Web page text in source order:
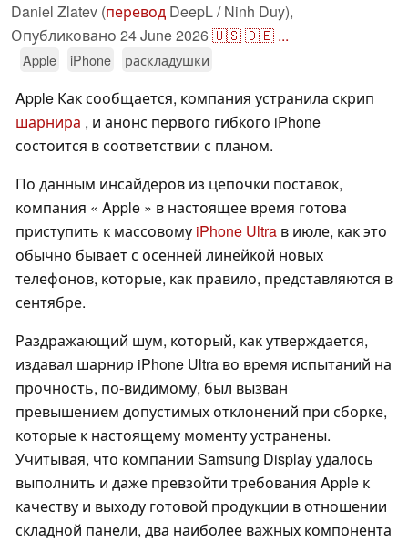
Daniel Zlatev (перевод DeepL / Ninh Duy),
Опубликовано 24 June 2026🇺🇸🇩🇪 ...
Apple iPhone раскладушки
Apple Как сообщается, компания устранила скрип
шарнира , и анонс первого гибкого iPhone
состоится в соответствии с планом.
По данным инсайдеров из цепочки поставок,
компания « Apple » в настоящее время готова
приступить к массовому iPhone Ultra в июле, как это
обычно бывает с осенней линейкой новых
телефонов, которые, как правило, представляются в
сентябре.
Раздражающий шум, который, как утверждается,
издавал шарнир iPhone Ultra во время испытаний на
прочность, по-видимому, был вызван
превышением допустимых отклонений при сборке,
которые к настоящему моменту устранены.
Учитывая, что компании Samsung Display удалось
выполнить и даже превзойти требования Apple к
качеству и выходу готовой продукции в отношении
складной панели, два наиболее важных компонента